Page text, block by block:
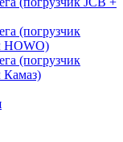
(погрузчик
HOWO)
(погрузчик
Камаз)